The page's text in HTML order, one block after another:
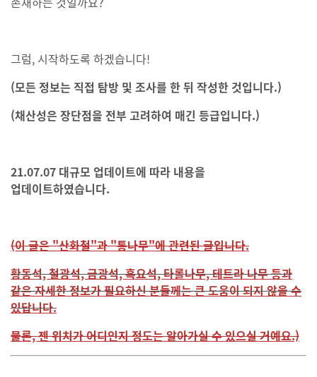
그럼, 시작하도록 하겠습니다!
(모든 정보는 직접 탐방 및 조사를 한 뒤 작성한 것입니다.)
(채산성은 장단점을 전부 고려하여 매긴 등급입니다.)
21.07.07 대규모 업데이트에 따라 내용을
업데이트하였습니다.
(이 글은 "산화철"과 "통나무"에 관련된 글입니다.
황동석, 철광석, 금광석, 흑요석, 타롤나무, 테트라 나무 등과
같은 자세한 정보가 필요하신 분들께는 큰 도움이 되지 않을 수
있답니다.
물론, 젠 위치가 어디인지 정도는 알아가실 수 있으실 거예요.)